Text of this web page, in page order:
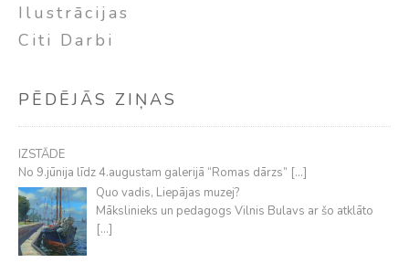
Ilustrācijas
Citi Darbi
PĒDĒJĀS ZIŅAS
IZSTĀDE
No 9.jūnija līdz 4.augustam galerijā “Romas dārzs” […]
Quo vadis, Liepājas muzej?
Mākslinieks un pedagogs Vilnis Bulavs ar šo atklāto
[…]